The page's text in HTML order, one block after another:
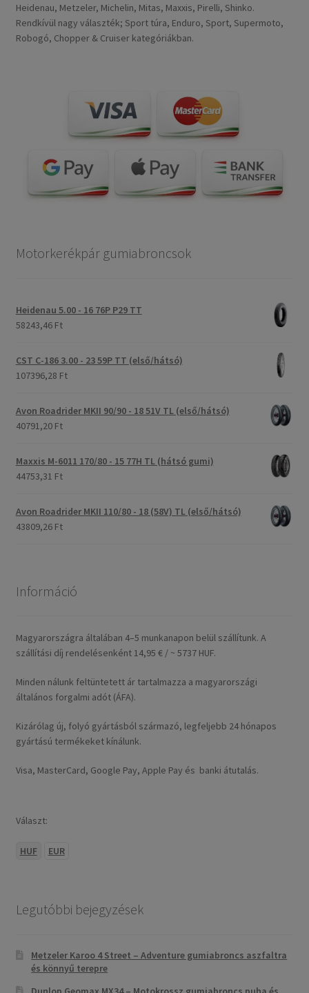
Heidenau, Metzeler, Michelin, Mitas, Maxxis, Pirelli, Shinko.
Rendkívül nagy választék; Sport túra, Enduro, Sport, Supermoto,
Robogó, Chopper & Cruiser kategóriákban.
Motorkerékpár gumiabroncsok
Heidenau 5.00 - 16 76P P29 TT
58243,46 Ft
CST C-186 3.00 - 23 59P TT (első/hátsó)
107396,28 Ft
Avon Roadrider MKII 90/90 - 18 51V TL (első/hátsó)
40791,20 Ft
Maxxis M-6011 170/80 - 15 77H TL (hátsó gumi)
44753,31 Ft
Avon Roadrider MKII 110/80 - 18 (58V) TL (első/hátsó)
43809,26 Ft
Információ
Magyarországra általában 4–5 munkanapon belül szállítunk. A
szállítási díj rendelésenként 14,95 € / ~ 5737 HUF.
Minden nálunk feltüntetett ár tartalmazza a magyarországi
általános forgalmi adót (ÁFA).
Kizárólag új, folyó gyártásból származó, legfeljebb 24 hónapos
gyártású termékeket kínálunk.
Visa, MasterCard, Google Pay, Apple Pay és banki átutalás.
Választ:
HUF EUR
Legutóbbi bejegyzések
Metzeler Karoo 4 Street – Adventure gumiabroncs aszfaltra
és könnyű terepre